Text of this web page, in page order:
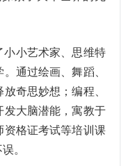
小小艺术家、思维特
通过绘画、舞蹈、
奇思妙想；编程、
发大脑潜能，寓教于
资格证考试等培训课
。